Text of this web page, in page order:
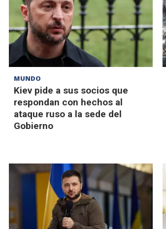
MUNDO
Kiev pide a sus socios que
respondan con hechos al
ataque ruso a la sede del
Gobierno